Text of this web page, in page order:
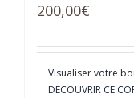
200,00€
Visualiser votre
DECOUVRIR CE